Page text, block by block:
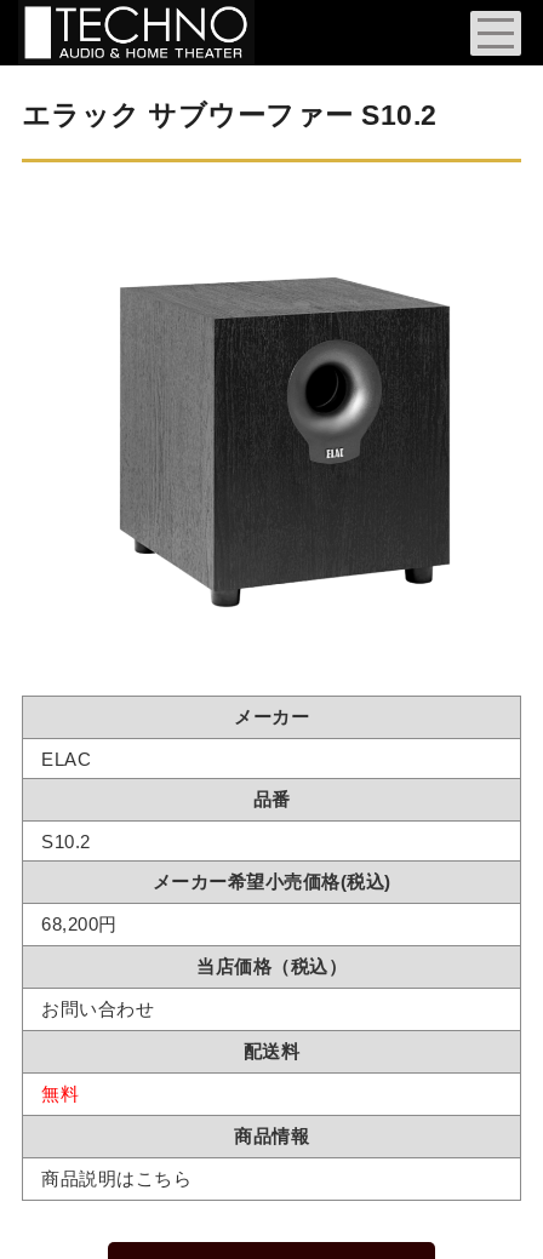
エラック サブウーファー S10.2
メーカー
ELAC
品番
S10.2
メーカー希望小売価格(税込)
68,200円
当店価格（税込）
お問い合わせ
配送料
無料
商品情報
商品説明はこちら